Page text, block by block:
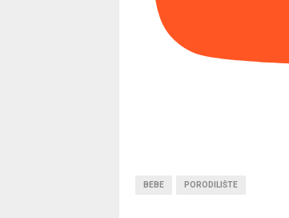
BEBE PORODILIŠTE